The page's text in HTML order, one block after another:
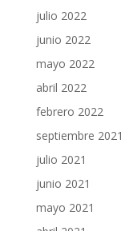
julio 2022
junio 2022
mayo 2022
abril 2022
febrero 2022
septiembre 2021
julio 2021
junio 2021
mayo 2021